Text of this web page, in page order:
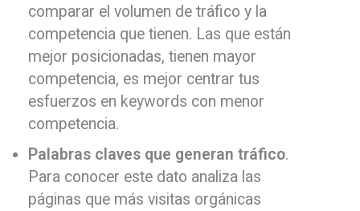
comparar el volumen de tráfico y la
competencia que tienen. Las que están
mejor posicionadas, tienen mayor
competencia, es mejor centrar tus
esfuerzos en keywords con menor
competencia.
Palabras claves que generan tráfico.
Para conocer este dato analiza las
páginas que más visitas orgánicas